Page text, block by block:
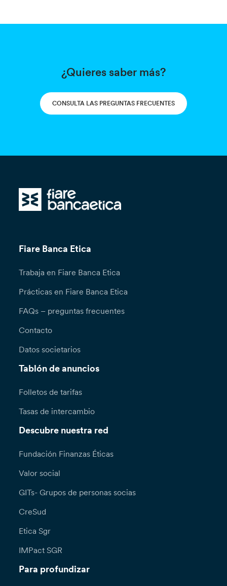
¿Quieres saber más?
CONSULTA LAS PREGUNTAS FRECUENTES
Fiare Banca Etica
Trabaja en Fiare Banca Etica
Prácticas en Fiare Banca Etica
FAQs – preguntas frecuentes
Contacto
Datos societarios
Tablón de anuncios
Folletos de tarifas
Tasas de intercambio
Descubre nuestra red
Fundación Finanzas Éticas
Valor social
GITs- Grupos de personas socias
CreSud
Etica Sgr
IMPact SGR
Para profundizar